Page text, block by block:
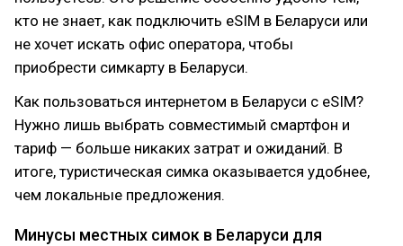
кто не знает, как подключить eSIM в Беларуси или
не хочет искать офис оператора, чтобы
приобрести симкарту в Беларуси.
Как пользоваться интернетом в Беларуси с eSIM?
Нужно лишь выбрать совместимый смартфон и
тариф — больше никаких затрат и ожиданий. В
итоге, туристическая симка оказывается удобнее,
чем локальные предложения.
Минусы местных симок в Беларуси для